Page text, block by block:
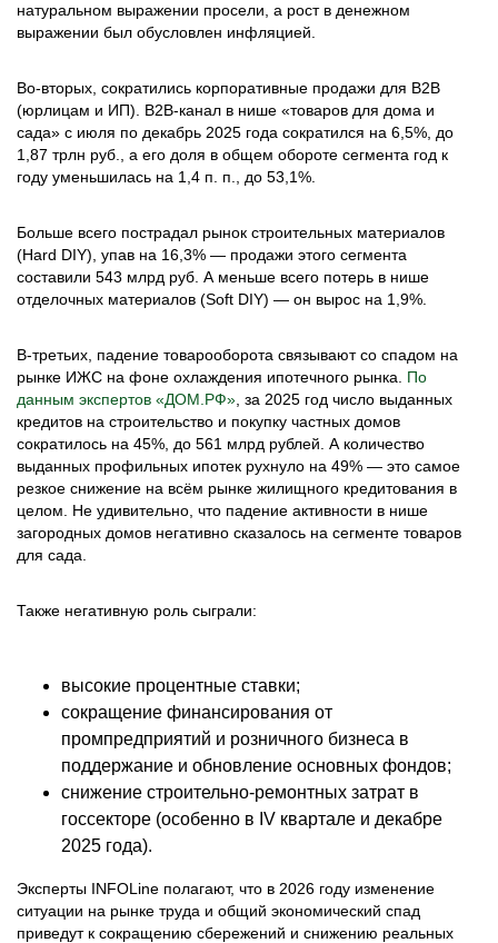
натуральном выражении просели, а рост в денежном
выражении был обусловлен инфляцией.
Во-вторых, сократились корпоративные продажи для B2B
(юрлицам и ИП). B2B-канал в нише «товаров для дома и
сада» с июля по декабрь 2025 года сократился на 6,5%, до
1,87 трлн руб., а его доля в общем обороте сегмента год к
году уменьшилась на 1,4 п. п., до 53,1%.
Больше всего пострадал рынок строительных материалов
(Hard DIY), упав на 16,3% — продажи этого сегмента
составили 543 млрд руб. А меньше всего потерь в нише
отделочных материалов (Soft DIY) — он вырос на 1,9%.
В-третьих, падение товарооборота связывают со спадом на
рынке ИЖС на фоне охлаждения ипотечного рынка. По
данным экспертов «ДОМ.PФ» , за 2025 год число выданных
кредитов на строительство и покупку частных домов
сократилось на 45%, до 561 млрд рублей. А количество
выданных профильных ипотек рухнуло на 49% — это самое
резкое снижение на всём рынке жилищного кредитования в
целом. Не удивительно, что падение активности в нише
загородных домов негативно сказалось на сегменте товаров
для сада.
Также негативную роль сыграли:
высокие процентные ставки;
сокращение финансирования от
промпредприятий и розничного бизнеса в
поддержание и обновление основных фондов;
снижение строительно-ремонтных затрат в
госсекторе (особенно в IV квартале и декабре
2025 года).
Эксперты INFOLine полагают, что в 2026 году изменение
ситуации на рынке труда и общий экономический спад
приведут к сокращению сбережений и снижению реальных